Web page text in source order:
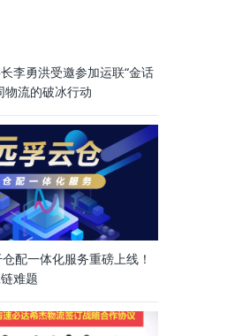
李勇洪受邀参加运联“金话
物流的破冰行动
配一体化服务重磅上线！
难题